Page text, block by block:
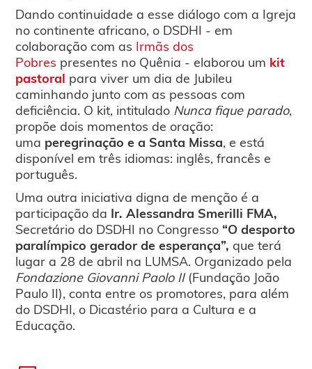
Dando continuidade a esse diálogo com a Igreja
no continente africano, o DSDHI - em
colaboração com as Irmãs dos
Pobres presentes no Quênia - elaborou um kit
pastoral para viver um dia de Jubileu
caminhando junto com as pessoas com
deficiência. O kit, intitulado Nunca fique parado,
propõe dois momentos de oração:
uma peregrinação e a Santa Missa, e está
disponível em três idiomas: inglês, francês e
português.
Uma outra iniciativa digna de menção é a
participação da Ir. Alessandra Smerilli FMA,
Secretário do DSDHI no Congresso “O desporto
paralímpico gerador de esperança”,que terá
lugar a 28 de abril na LUMSA. Organizado pela
Fondazione Giovanni Paolo II(Fundação João
Paulo II), conta entre os promotores, para além
do DSDHI, o Dicastério para a Cultura e a
Educação.